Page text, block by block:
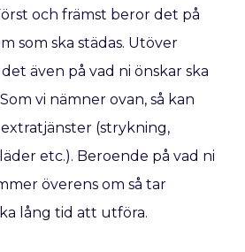
och främst beror det på
som ska städas. Utöver
även på vad ni önskar ska
vi nämner ovan, så kan
(strykning,
etc.). Beroende på vad ni
överens om så tar
lång tid att utföra.